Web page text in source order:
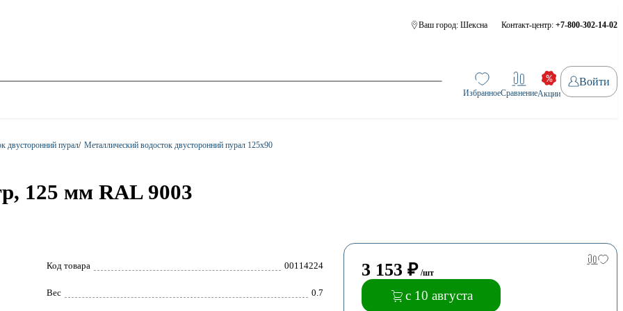
Ваш город: Шексна Контакт-центр: +7-800-302-14-02
ИзбранноеСравнениеАкции
Войти
двусторонний пурал/ Металлический водосток двусторонний пурал 125х90
125 мм RAL 9003
Код товара 00114224
Вес 0.7
3 153 ₽ /шт
с 10 августа